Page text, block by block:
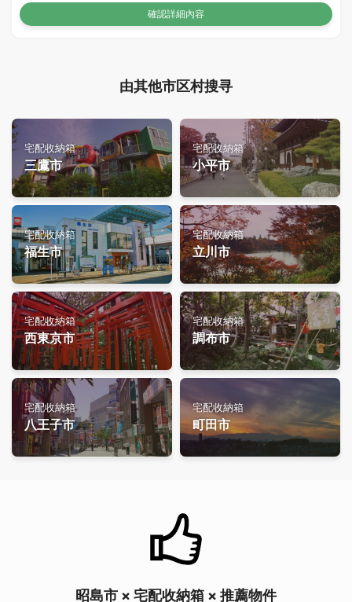
確認詳細內容
由其他市区村搜寻
宅配收納箱
三鷹市
宅配收納箱
小平市
宅配收納箱
福生市
宅配收納箱
立川市
宅配收納箱
西東京市
宅配收納箱
調布市
宅配收納箱
八王子市
宅配收納箱
町田市
昭島市 × 宅配收納箱 × 推薦物件